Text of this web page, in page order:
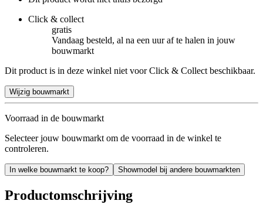
Click & collect
gratis
Vandaag besteld, al na een uur af te halen in jouw
bouwmarkt
Dit product is in deze winkel niet voor Click & Collect beschikbaar.
Wijzig bouwmarkt
Voorraad in de bouwmarkt
Selecteer jouw bouwmarkt om de voorraad in de winkel te
controleren.
In welke bouwmarkt te koop? Showmodel bij andere bouwmarkten
Productomschrijving